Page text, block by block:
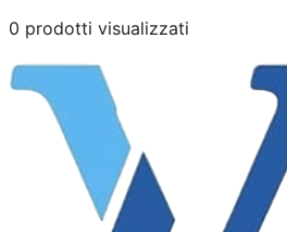
0 prodotti visualizzati